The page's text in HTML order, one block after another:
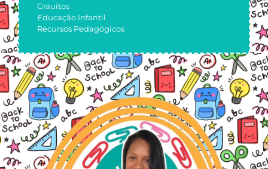
Grauitos
Educação Infantil
Recursos Pedagógicos